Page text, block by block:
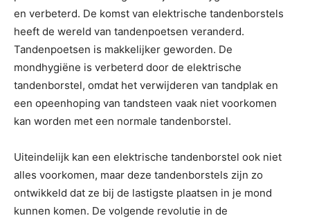
en verbeterd. De komst van elektrische tandenborstels
heeft de wereld van tandenpoetsen veranderd.
Tandenpoetsen is makkelijker geworden. De
mondhygiëne is verbeterd door de elektrische
tandenborstel, omdat het verwijderen van tandplak en
een opeenhoping van tandsteen vaak niet voorkomen
kan worden met een normale tandenborstel.
Uiteindelijk kan een elektrische tandenborstel ook niet
alles voorkomen, maar deze tandenborstels zijn zo
ontwikkeld dat ze bij de lastigste plaatsen in je mond
kunnen komen. De volgende revolutie in de